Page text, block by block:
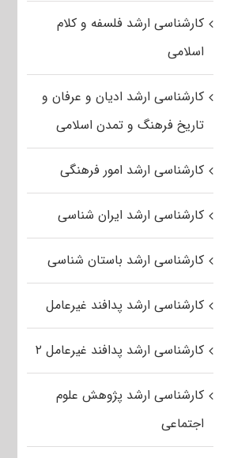
کارشناسی ارشد فلسفه و کلام
اسلامی
کارشناسی ارشد ادیان و عرفان و
تاریخ فرهنگ و تمدن اسلامی
کارشناسی ارشد امور فرهنگی
کارشناسی ارشد ایران شناسی
کارشناسی ارشد باستان شناسی
کارشناسی ارشد پدافند غیرعامل
کارشناسی ارشد پدافند غیرعامل ۲
کارشناسی ارشد پژوهش علوم
اجتماعی